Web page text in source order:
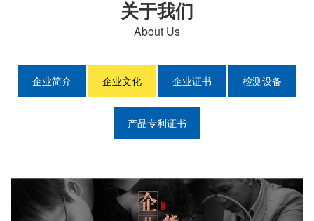
关于我们
About Us
企业简介 企业文化 企业证书 检测设备
产品专利证书